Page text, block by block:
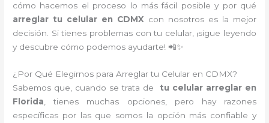
cómo hacemos el proceso lo más fácil posible y por qué
arreglar tu celular en CDMX con nosotros es la mejor
decisión. Si tienes problemas con tu celular, ¡sigue leyendo
y descubre cómo podemos ayudarte! 📲✨
¿Por Qué Elegirnos para Arreglar tu Celular en CDMX?
Sabemos que, cuando se trata de
tu celular arreglar en
Florida , tienes muchas opciones, pero hay razones
específicas por las que somos la opción más confiable y